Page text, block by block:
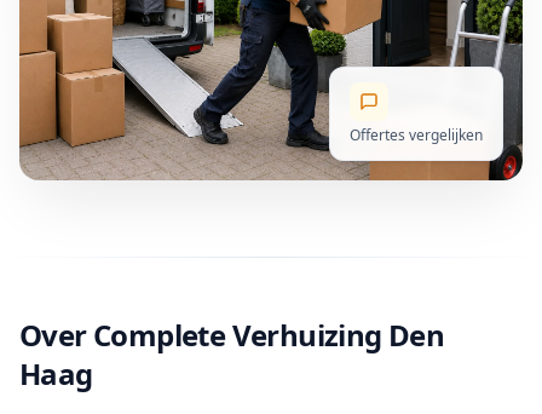
Offertes vergelijken
Over Complete Verhuizing Den
Haag